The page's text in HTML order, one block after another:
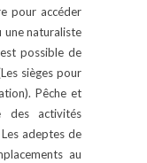
pour accéder
une naturaliste
possible de
sièges pour
Pêche et
des activités
adeptes de
au